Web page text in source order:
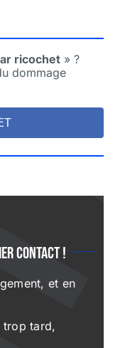
ricochet » ?
dommage
contact !
et en
trop tard,